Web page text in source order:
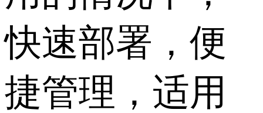
快速部署，便
捷管理，适用